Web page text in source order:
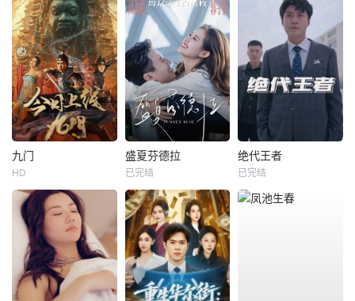
九门
HD
盛夏芬德拉
已完结
绝代王者
已完结